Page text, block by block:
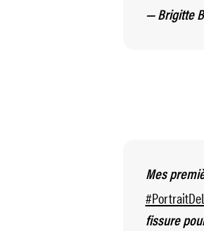
— Brigitte
Mes
fissure